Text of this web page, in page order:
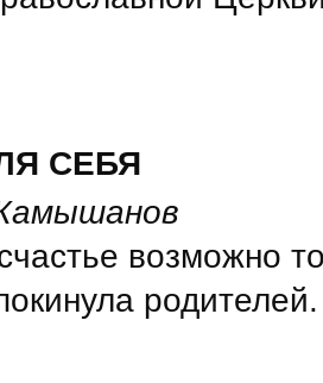
СЕБЯ
возможно